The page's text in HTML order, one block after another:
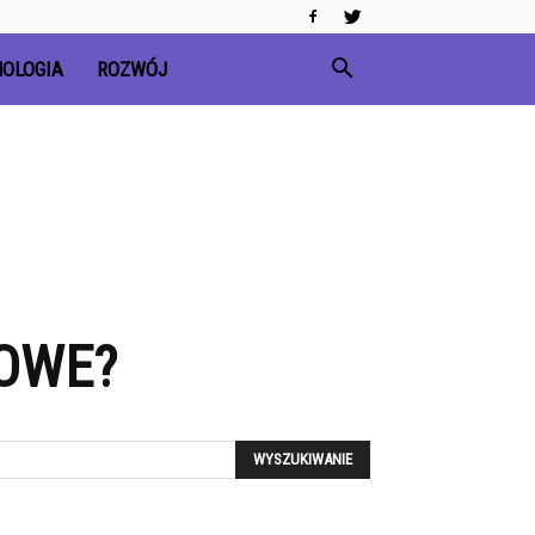
ROZWÓJ